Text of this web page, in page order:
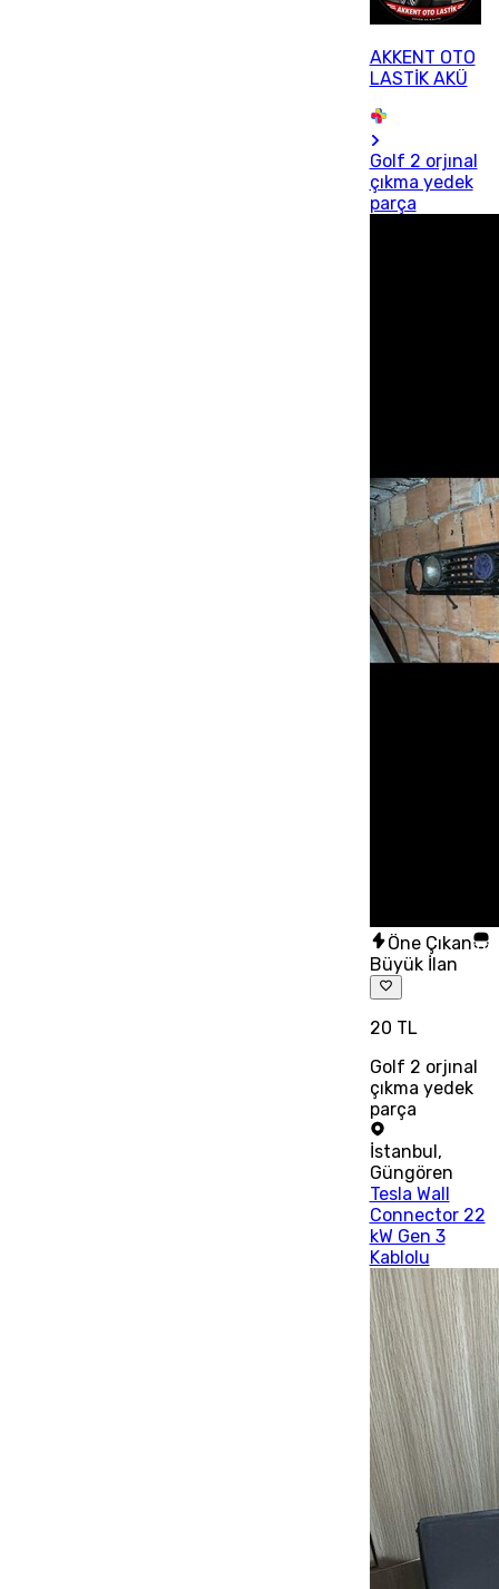
AKKENT OTO
LASTİK AKÜ
Golf 2 orjınal
çıkma yedek
parça
Öne Çıkan
Büyük İlan
20 TL
Golf 2 orjınal
çıkma yedek
parça
İstanbul ,
Güngören
Tesla Wall
Connector 22
kW Gen 3
Kablolu